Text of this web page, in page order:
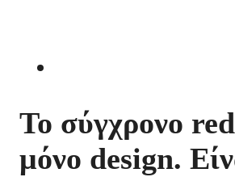
Το σύγχρονο
μόνο design.